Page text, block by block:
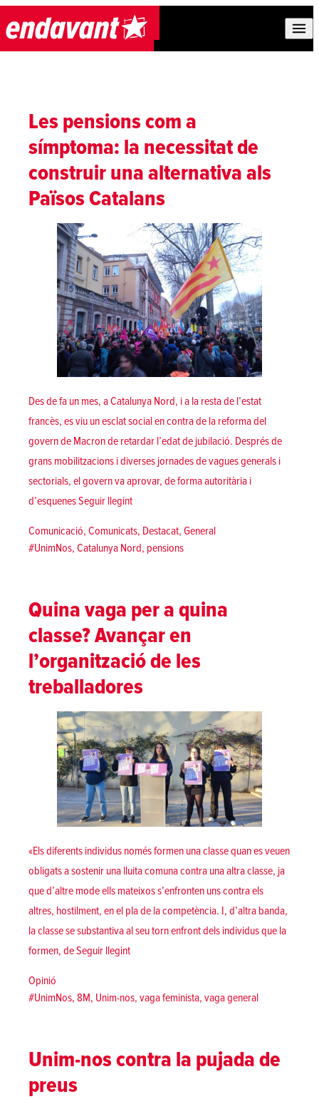
Skip to content
Les pensions com a
símptoma: la necessitat de
construir una alternativa als
Països Catalans
Des de fa un mes, a Catalunya Nord, i a la resta de l’estat
francès, es viu un esclat social en contra de la reforma del
govern de Macron de retardar l’edat de jubilació. Després de
grans mobilitzacions i diverses jornades de vagues generals i
sectorials, el govern va aprovar, de forma autoritària i
d’esquenesSeguir llegint«Les pensions com a símptoma: la
Posted in
Comunicació, Comunicats, Destacat, General
Tags:
#UnimNos, Catalunya Nord, pensions
Quina vaga per a quina
classe? Avançar en
l’organització de les
treballadores
«Els diferents individus només formen una classe quan es veuen
obligats a sostenir una lluita comuna contra una altra classe, ja
que d’altre mode ells mateixos s’enfronten uns contra els
altres, hostilment, en el pla de la competència. I, d’altra banda,
la classe se substantiva al seu torn enfront dels individus que la
formen, deSeguir llegint«Quina vaga per a quina classe? Avançar en
Posted in
Opinió
Tags:
#UnimNos, 8M, Unim-nos, vaga feminista, vaga general
Unim-nos contra la pujada de
preus